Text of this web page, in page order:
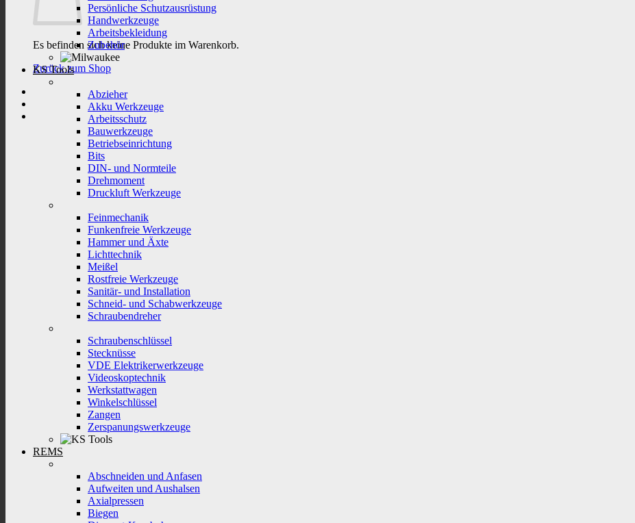
Es befinden sich keine Produkte im Warenkorb.
Zurück zum Shop
Persönliche Schutzausrüstung
Handwerkzeuge
Arbeitsbekleidung
Zubehör
KS Tools
Abzieher
Akku Werkzeuge
Arbeitsschutz
Bauwerkzeuge
Betriebseinrichtung
Bits
DIN- und Normteile
Drehmoment
Druckluft Werkzeuge
Feinmechanik
Funkenfreie Werkzeuge
Hammer und Äxte
Lichttechnik
Meißel
Rostfreie Werkzeuge
Sanitär- und Installation
Schneid- und Schabwerkzeuge
Schraubendreher
Schraubenschlüssel
Stecknüsse
VDE Elektrikerwerkzeuge
Videoskoptechnik
Werkstattwagen
Winkelschlüssel
Zangen
Zerspanungswerkzeuge
REMS
Abschneiden und Anfasen
Aufweiten und Aushalsen
Axialpressen
Biegen